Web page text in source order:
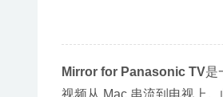
Mirror for Panasonic TV是
视频从 Mac 串流到电视上